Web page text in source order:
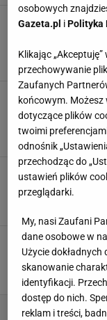
BLENDER
JYSK
osobowych
Gazeta.pl iPolityka
Klikając
przechowywanie
Zaufanych
końcowym. Możesz
dotyczące plików
twoimi
odnośnik
przechodząc do
ustawień plików
przeglądarki.
My, nasi Zaufani
dane osobowe w
Użycie
skanowanie
identyfikacji.
dostęp do nich.
reklam i treści,